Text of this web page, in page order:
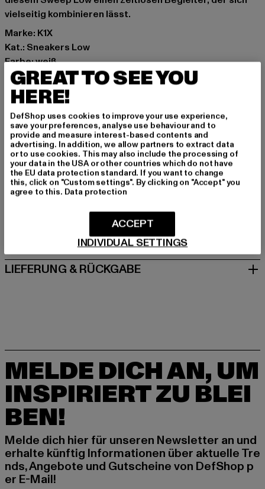
vielseitig kombinieren lässt.
Marke: K1X
Kat.: Sneakers Low
Farbe: weiß
Hersteller Farbe: white/light grey
Obermaterial: sonstiges Material, Leder
Innenfutter: Textil
Art.Nr: 1184323-13364
Hersteller: Urban Styles Agency GmbH & Co. KG |
agentur@urbanstylesagency.com
Schanzenstraße 41 | 51063 Köln | DE
GRÖSSE & PASSFORM
PFLEGEHINWEISE
LIEFERUNG & RÜCKGABE
MELDE DICH AN, UM
INSPIRIERT ZU BLEI
BEN!
Melde dich hier für unseren Newsletter an und
erhalte künftig Informationen über aktuelle Tre
nds, Angebote und Gutscheine von DefShop p
er E-Mail!
GREAT TO SEE YOU
HERE!
DefShop uses cookies to improve your use experience,
save your preferences, analyse use behaviour and to
provide and measure interest-based contents and
advertising. In addition, we allow partners to extract data
or to use cookies. This may also include the processing of
your data in the USA or other countries which do not have
the EU data protection standard. If you want to change
this, click on "Custom settings". By clicking on "Accept" you
agree to this. Data protection
INDIVIDUAL SETTINGS
ACCEPT